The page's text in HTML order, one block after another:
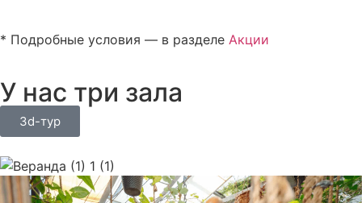
* Подробные условия — в разделе Акции
У нас три зала
3d-тур